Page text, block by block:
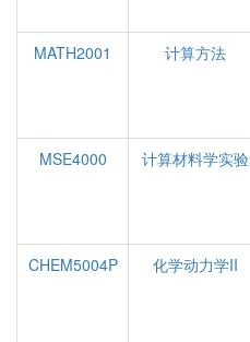
MATH2001
计算方法
MSE4000
计算材料学实验
CHEM5004P
化学动力学II